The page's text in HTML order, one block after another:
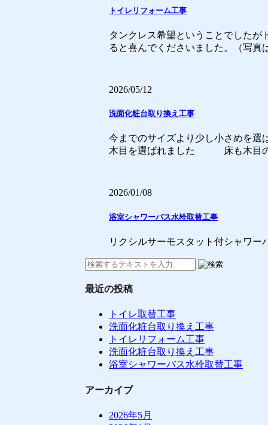
トイレリフォーム工事
タンクレス希望ということでしたが
ると喜んでくださいました。（写真
2026/05/12
洗面化粧台取り換え工事
今までのサイズより少し小さめを
木目を選ばれました 床も木目の
2026/01/08
浴室シャワーバス水栓取替工事
リクシルサーモスタット付シャワー
最近の投稿
トイレ取替工事
洗面化粧台取り換え工事
トイレリフォーム工事
洗面化粧台取り換え工事
浴室シャワーバス水栓取替工事
アーカイブ
2026年5月